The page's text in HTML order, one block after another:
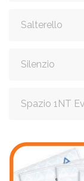
Salterello
Silenzio
Spazio 1NT